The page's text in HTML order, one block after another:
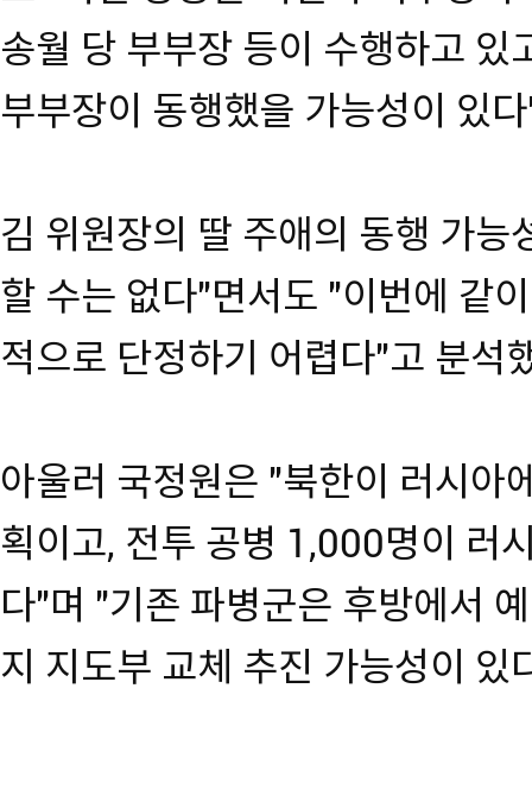
송월 당 부부장 등이 수행하고 있
부부장이 동행했을 가능성이 있
김 위원장의 딸 주애의 동행 가능
할 수는 없다"면서도 "이번에 같
적으로 단정하기 어렵다"고 분석
아울러 국정원은 "북한이 러시아
획이고, 전투 공병 1,000명이 러
다"며 "기존 파병군은 후방에서
지 지도부 교체 추진 가능성이 있